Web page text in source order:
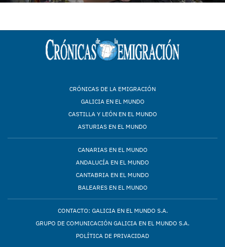
CRÓNICAS DE LA EMIGRACIÓN
GALICIA EN EL MUNDO
CASTILLA Y LEÓN EN EL MUNDO
ASTURIAS EN EL MUNDO
CANARIAS EN EL MUNDO
ANDALUCÍA EN EL MUNDO
CANTABRIA EN EL MUNDO
BALEARES EN EL MUNDO
CONTACTO: GALICIA EN EL MUNDO S.A.
GRUPO DE COMUNICACIÓN GALICIA EN EL MUNDO S.A.
POLÍTICA DE PRIVACIDAD